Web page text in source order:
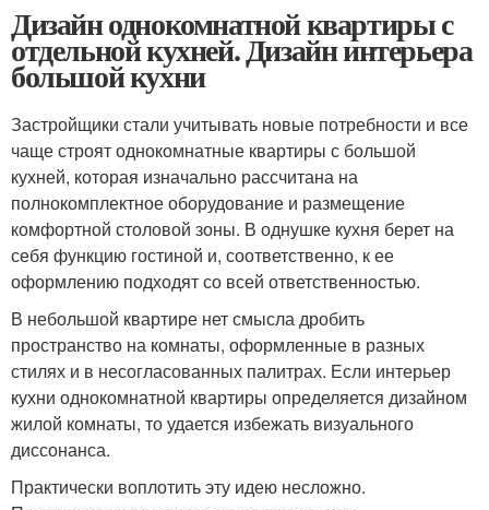
Дизайн однокомнатной квартиры с
отдельной кухней. Дизайн интерьера
большой кухни
Застройщики стали учитывать новые потребности и все
чаще строят однокомнатные квартиры с большой
кухней, которая изначально рассчитана на
полнокомплектное оборудование и размещение
комфортной столовой зоны. В однушке кухня берет на
себя функцию гостиной и, соответственно, к ее
оформлению подходят со всей ответственностью.
В небольшой квартире нет смысла дробить
пространство на комнаты, оформленные в разных
стилях и в несогласованных палитрах. Если интерьер
кухни однокомнатной квартиры определяется дизайном
жилой комнаты, то удается избежать визуального
диссонанса.
Практически воплотить эту идею несложно.